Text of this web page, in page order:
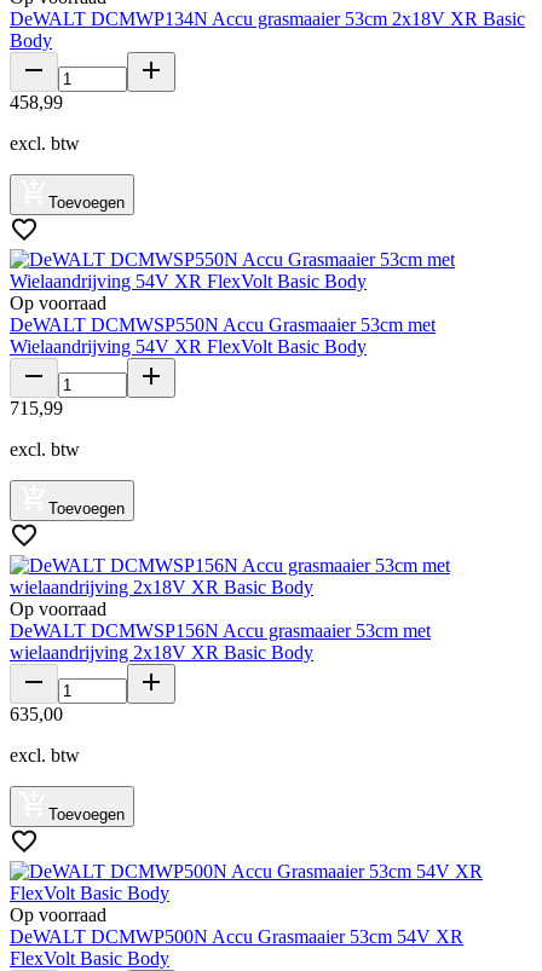
DeWALT DCMWP134N Accu grasmaaier 53cm 2x18V XR Basic
Body
458,99
excl. btw
Toevoegen
Op voorraad
DeWALT DCMWSP550N Accu Grasmaaier 53cm met
Wielaandrijving 54V XR FlexVolt Basic Body
715,99
excl. btw
Toevoegen
Op voorraad
DeWALT DCMWSP156N Accu grasmaaier 53cm met
wielaandrijving 2x18V XR Basic Body
635,00
excl. btw
Toevoegen
Op voorraad
DeWALT DCMWP500N Accu Grasmaaier 53cm 54V XR
FlexVolt Basic Body